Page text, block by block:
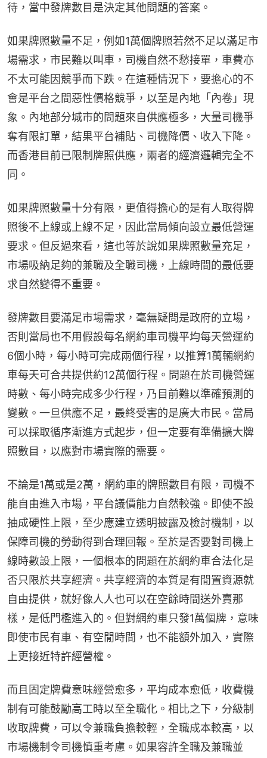
待，當中發牌數目是決定其他問題的答案。
如果牌照數量不足，例如1萬個牌照若然不足以滿足市
場需求，市民難以叫車，司機自然不愁接單，車費亦
不太可能因競爭而下跌。在這種情況下，要擔心的不
會是平台之間惡性價格競爭，以至是內地「內卷」現
象。內地部分城市的問題來自供應極多，大量司機爭
奪有限訂單，結果平台補貼、司機降價、收入下降。
而香港目前已限制牌照供應，兩者的經濟邏輯完全不
同。
如果牌照數量十分有限，更值得擔心的是有人取得牌
照後不上線或上線不足，因此當局傾向設立最低營運
要求。但反過來看，這也等於說如果牌照數量充足，
市場吸納足夠的兼職及全職司機，上線時間的最低要
求自然變得不重要。
發牌數目要滿足市場需求，毫無疑問是政府的立場，
否則當局也不用假設每名網約車司機平均每天營運約
6個小時，每小時可完成兩個行程，以推算1萬輛網約
車每天可合共提供約12萬個行程。問題在於司機營運
時數、每小時完成多少行程，乃目前難以準確預測的
變數。一旦供應不足，最終受害的是廣大市民。當局
可以採取循序漸進方式起步，但一定要有準備擴大牌
照數目，以應對市場實際的需要。
不論是1萬或是2萬，網約車的牌照數目有限，司機不
能自由進入市場，平台議價能力自然較強。即使不設
抽成硬性上限，至少應建立透明披露及檢討機制，以
保障司機的勞動得到合理回報。至於是否要對司機上
線時數設上限，一個根本的問題在於網約車合法化是
否只限於共享經濟。共享經濟的本質是有閒置資源就
自由提供，就好像人人也可以在空餘時間送外賣那
樣，是低門檻進入的。但對網約車只發1萬個牌，意味
即使市民有車、有空閒時間，也不能額外加入，實際
上更接近特許經營權。
而且固定牌費意味經營愈多，平均成本愈低，收費機
制有可能鼓勵高工時以至全職化。相比之下，分級制
收取牌費，可以令兼職負擔較輕，全職成本較高，以
市場機制令司機慎重考慮。如果容許全職及兼職並